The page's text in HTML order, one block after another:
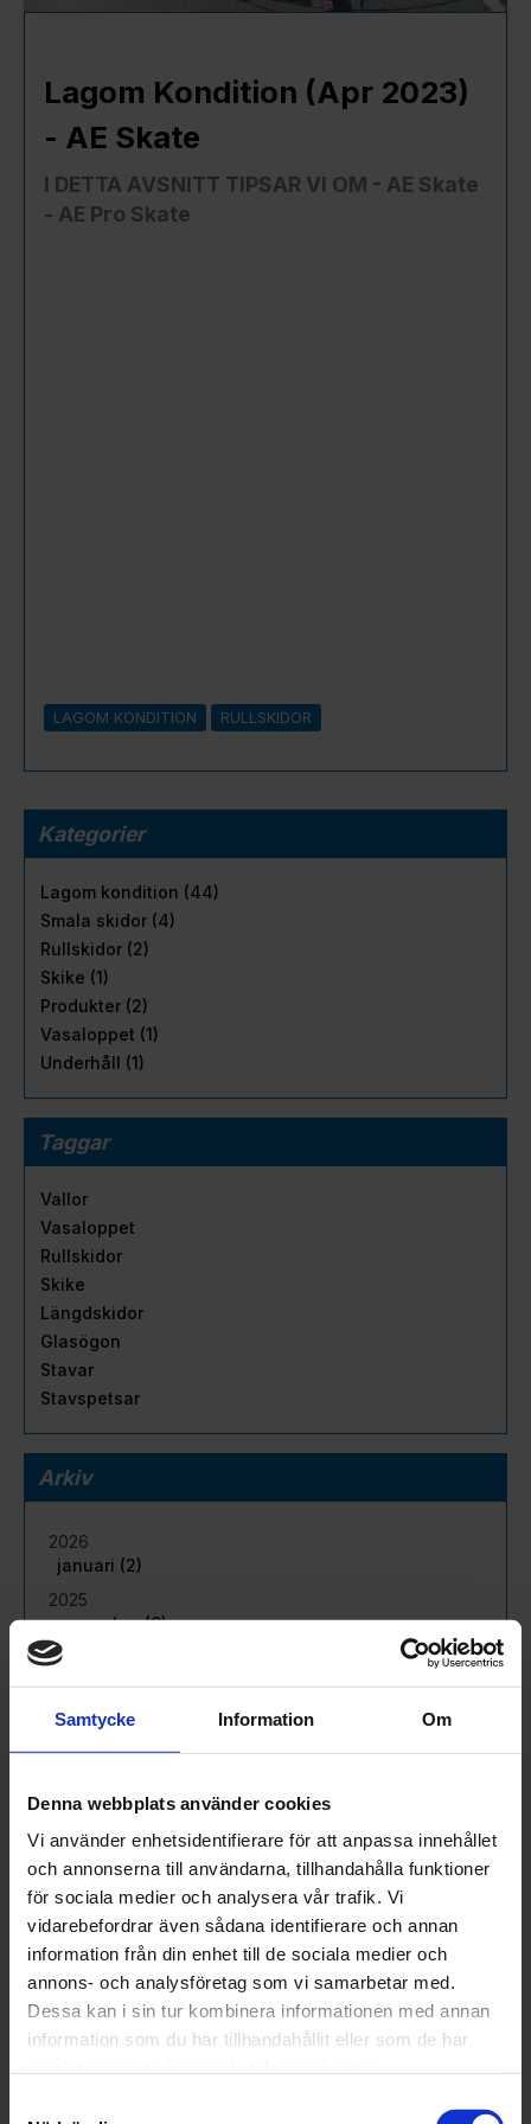
Samtycke Information Om
Denna webbplats använder cookies
Vi använder enhetsidentifierare för att anpassa innehållet
och annonserna till användarna, tillhandahålla funktioner
för sociala medier och analysera vår trafik. Vi
vidarebefordrar även sådana identifierare och annan
information från din enhet till de sociala medier och
annons- och analysföretag som vi samarbetar med.
Dessa kan i sin tur kombinera informationen med annan
information som du har tillhandahållit eller som de har
Lagom Kondition (Apr 2023)
- AE Skate
I DETTA AVSNITT TIPSAR VI OM - AE Skate
- AE Pro Skate
LAGOM KONDITION RULLSKIDOR
Kategorier
Lagom kondition (44)
Smala skidor (4)
Rullskidor (2)
Skike (1)
Produkter (2)
Vasaloppet (1)
Underhåll (1)
Taggar
Vallor
Vasaloppet
Rullskidor
Skike
Längdskidor
Glasögon
Stavar
Stavspetsar
Arkiv
2026
januari (2)
2025
november (8)
oktober (15)
augusti (6)
maj (16)
mars (22)
februari (18)
januari (16)
december (32)
november (1)
oktober (1)
september (1)
juni (1)